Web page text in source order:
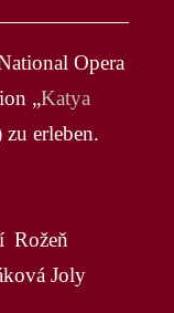
Opera
„Katya
erleben.
Rožeň
Joly